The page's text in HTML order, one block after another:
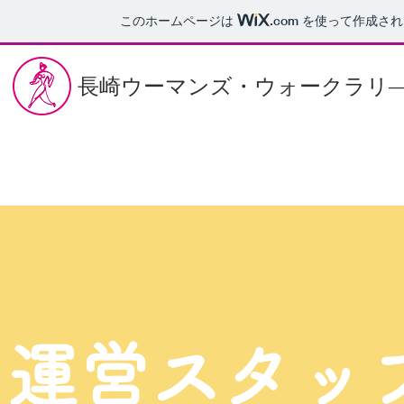
このホームページは .com を使って作成さ
長崎ウーマンズ・ウォークラリ
運営スタッ